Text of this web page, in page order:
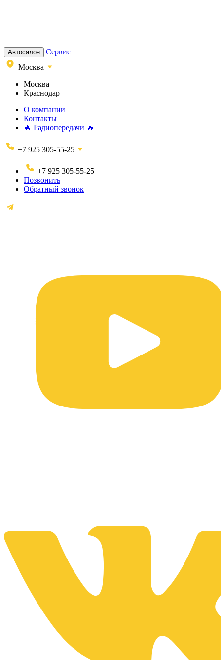
Автосалон
Сервис
Москва
Москва
Краснодар
О компании
Контакты
🔥 Радиопередачи 🔥
+7 925 305-55-25
+7 925 305-55-25
Позвонить
Обратный звонок